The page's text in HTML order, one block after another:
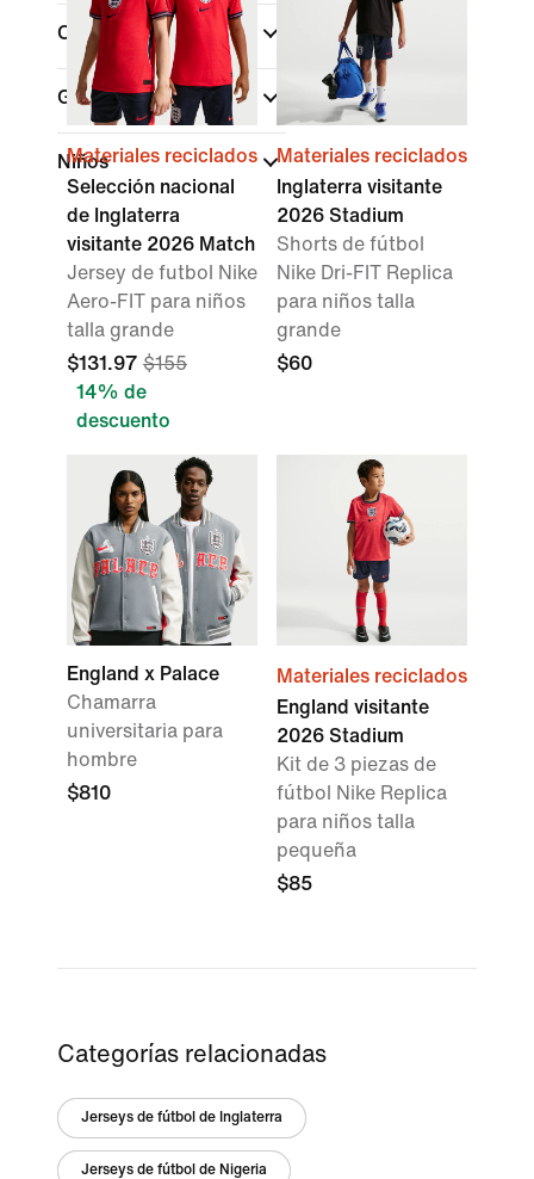
Color
Género
Niños
Materiales reciclados
Selección nacional
de Inglaterra
visitante 2026 Match
Jersey de futbol Nike
Aero-FIT para niños
talla grande
$131.97 $155
14% de
descuento
Materiales reciclados
Inglaterra visitante
2026 Stadium
Shorts de fútbol
Nike Dri-FIT Replica
para niños talla
grande
$60
England x Palace
Chamarra
universitaria para
hombre
$810
Materiales reciclados
England visitante
2026 Stadium
Kit de 3 piezas de
fútbol Nike Replica
para niños talla
pequeña
$85
Categorías relacionadas
Jerseys de fútbol de Inglaterra
Jerseys de fútbol de Nigeria